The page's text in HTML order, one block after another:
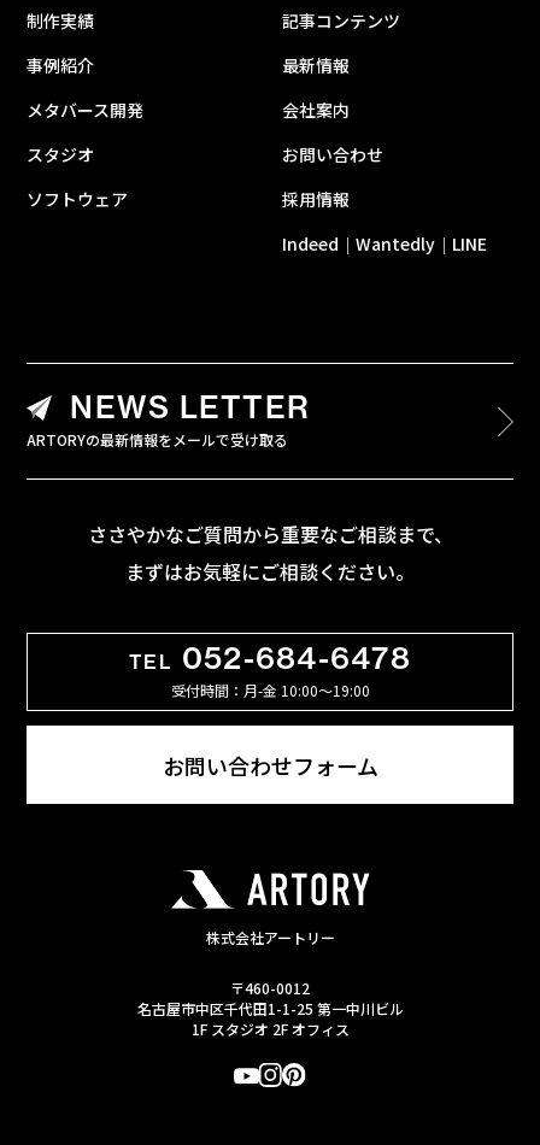
制作実績
事例紹介
メタバース開発
スタジオ
ソフトウェア
記事コンテンツ
最新情報
会社案内
お問い合わせ
採用情報
Indeed ｜ Wantedly ｜ LINE
株式会社アートリー
〒460-0012
名古屋市中区千代田1-1-25 第一中川ビル
1F スタジオ 2F オフィス
NEWS LETTER
ARTORYの最新情報をメールで受け取る
ささやかなご質問から重要なご相談まで、
まずはお気軽にご相談ください。
TEL 052-684-6478
受付時間：月-金 10:00〜19:00
お問い合わせフォーム